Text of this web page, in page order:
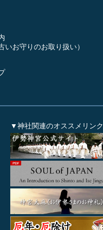
いお守りのお取り扱い）
▼神社関連のオススメリンク